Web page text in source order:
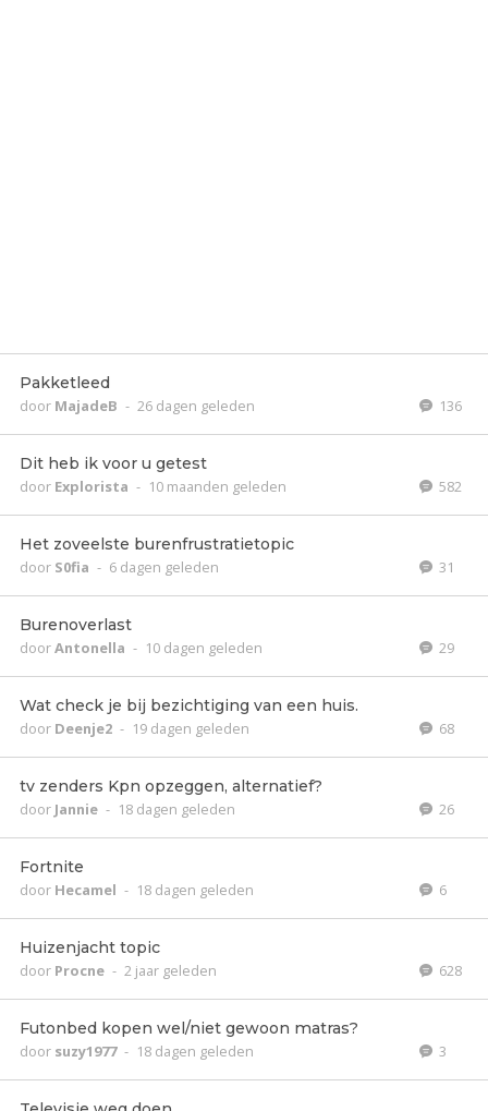
Pakketleed
door MajadeB - 26 dagen geleden 136
Dit heb ik voor u getest
door Explorista - 10 maanden geleden 582
Het zoveelste burenfrustratietopic
door S0fia - 6 dagen geleden 31
Burenoverlast
doorAntonella - 10 dagen geleden 29
Wat check je bij bezichtiging van een huis.
door Deenje2 - 19 dagen geleden 68
tv zenders Kpn opzeggen, alternatief?
door Jannie - 18 dagen geleden 26
Fortnite
door Hecamel - 18 dagen geleden 6
Huizenjacht topic
door Procne - 2 jaar geleden 628
Futonbed kopen wel/niet gewoon matras?
door suzy1977 - 18 dagen geleden 3